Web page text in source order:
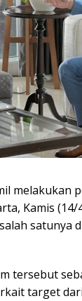
melakukan
Kamis
satunya
tersebut
target